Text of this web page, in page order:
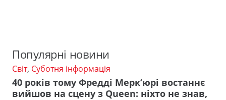
Популярні новини
Світ, Суботня інформація
40 років тому Фредді Мерк’юрі востаннє
вийшов на сцену з Queen: ніхто не знав,